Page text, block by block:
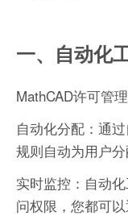
一、自动化
MathCAD许可管
自动化分配：通
规则自动为用户分
实时监控：自动
问权限，您都可以